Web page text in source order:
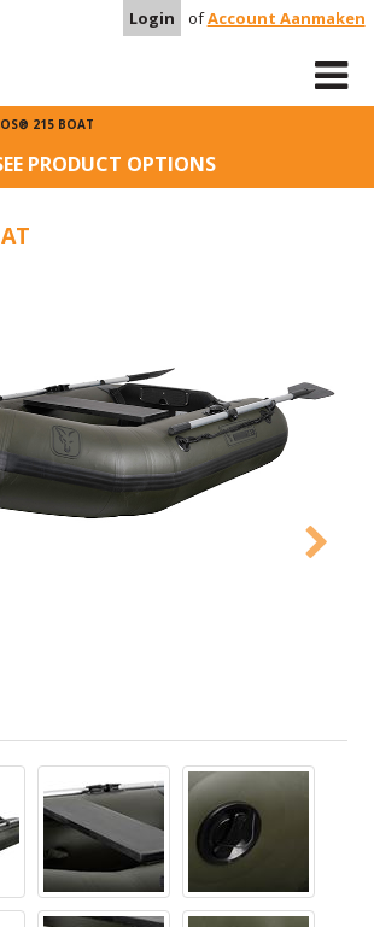
Login ofAccount Aanmaken
215 BOAT
PRODUCT OPTIONS